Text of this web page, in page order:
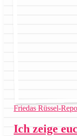
Friedas Rüssel-
Ich zeige